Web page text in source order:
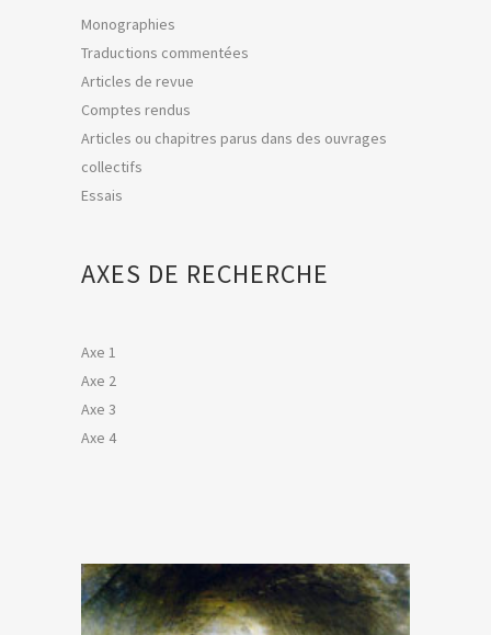
Monographies
Traductions commentées
Articles de revue
Comptes rendus
Articles ou chapitres parus dans des ouvrages
collectifs
Essais
AXES DE RECHERCHE
Axe 1
Axe 2
Axe 3
Axe 4